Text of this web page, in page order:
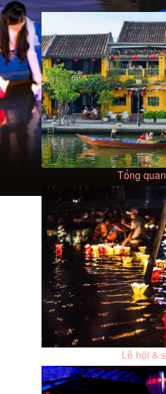
Tổng
Lễ hội &